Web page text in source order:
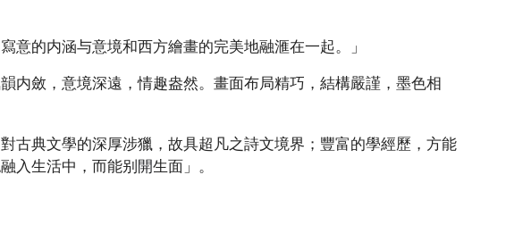
意的内涵与意境和西方繪畫的完美地融滙在一起。」
内斂，意境深遠，情趣盎然。畫面布局精巧，結構嚴謹，墨色相
古典文學的深厚涉獵，故具超凡之詩文境界；豐富的學經歷，方能
入生活中，而能别 開生面」。